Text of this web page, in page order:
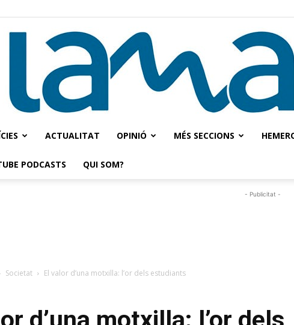
ACTUALITAT OPINIÓ MÉS SECCIONS
PODCASTS QUI SOM?
- Publicitat -
Societat El valor d’una motxilla: l’or dels estudiants